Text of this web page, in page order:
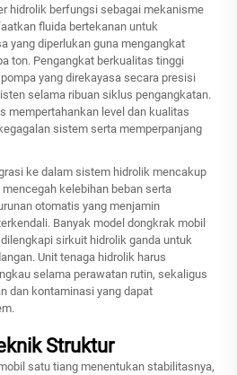
hidrolik berfungsi sebagai mekanisme
fluida bertekanan untuk
yang diperlukan guna mengangkat
ton. Pengangkat berkualitas tinggi
yang direkayasa secara presisi
selama ribuan siklus pengangkatan.
mempertahankan level dan kualitas
sistem serta memperpanjang
ke dalam sistem hidrolik mencakup
kelebihan beban serta
otomatis yang menjamin
Banyak model dongkrak mobil
sirkuit hidrolik ganda untuk
Unit tenaga hidrolik harus
selama perawatan rutin, sekaligus
dan kontaminasi yang dapat
Struktur
satu tiang menentukan stabilitasnya,